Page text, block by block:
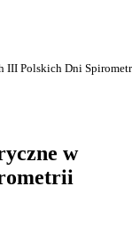
III Polskich Dni
w